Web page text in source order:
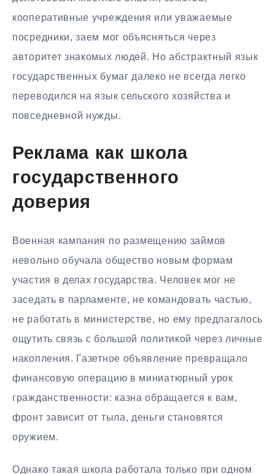
кооперативные учреждения или уважаемые
посредники, заем мог объясняться через
авторитет знакомых людей. Но абстрактный язык
государственных бумаг далеко не всегда легко
переводился на язык сельского хозяйства и
повседневной нужды.
Реклама как школа
государственного
доверия
Военная кампания по размещению займов
невольно обучала общество новым формам
участия в делах государства. Человек мог не
заседать в парламенте, не командовать частью,
не работать в министерстве, но ему предлагалось
ощутить связь с большой политикой через личные
накопления. Газетное объявление превращало
финансовую операцию в миниатюрный урок
гражданственности: казна обращается к вам,
фронт зависит от тыла, деньги становятся
оружием.
Однако такая школа работала только при одном